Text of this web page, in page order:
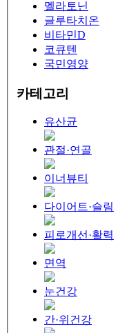
멜라토닌
글루타치온
비타민D
코큐텐
국민영양
카테고리
유산균
관절·연골
이너뷰티
다이어트·슬림
피로개선·활력
면역
눈건강
간·위건강